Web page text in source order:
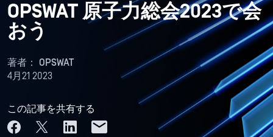
OPSWAT 原子力総会2023で会
おう
著者： OPSWAT
4月21 2023
この記事を共有する